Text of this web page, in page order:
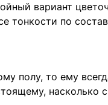
вариант
тонкости по
полу, то ему